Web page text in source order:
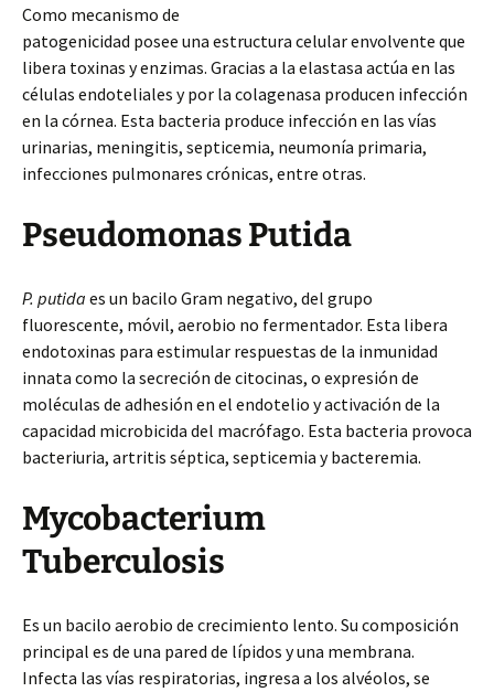
Como mecanismo de
patogenicidad posee una estructura celular envolvente que
libera toxinas y enzimas. Gracias a la elastasa actúa en las
células endoteliales y por la colagenasa producen infección
en la córnea. Esta bacteria produce infección en las vías
urinarias, meningitis, septicemia, neumonía primaria,
infecciones pulmonares crónicas, entre otras.
Pseudomonas Putida
P. putida es un bacilo Gram negativo, del grupo
fluorescente, móvil, aerobio no fermentador. Esta libera
endotoxinas para estimular respuestas de la inmunidad
innata como la secreción de citocinas, o expresión de
moléculas de adhesión en el endotelio y activación de la
capacidad microbicida del macrófago. Esta bacteria provoca
bacteriuria, artritis séptica, septicemia y bacteremia.
Mycobacterium
Tuberculosis
Es un bacilo aerobio de crecimiento lento. Su composición
principal es de una pared de lípidos y una membrana.
Infecta las vías respiratorias, ingresa a los alvéolos, se